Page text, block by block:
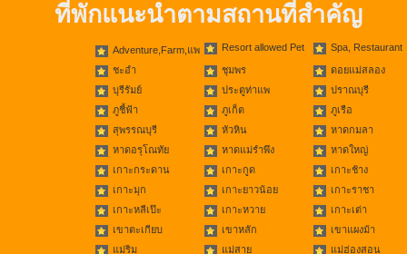
ที่พักแนะนำตามสถานที่สำคัญ
Adventure,Farm,แพ Resort allowed Pet Spa, Restaurant
ชะอำ ชุมพร
ดอยแม่สลอง
บุรีรัมย์
ประตูท่าแพ
ปราณบุรี
ภูชี้ฟ้า
ภูเก็ต
ภูเรือ
สุพรรณบุรี
หัวหิน
หาดกมลา
หาดอรุโณทัย
หาดแม่รำพึง
หาดใหญ่
เกาะกระดาน
เกาะกูด
เกาะช้าง
เกาะมุก
เกาะยาวน้อย
เกาะราชา
เกาะหลีเป๊ะ
เกาะหวาย
เกาะเต่า
เขาตะเกียบ
เขาหลัก
เขาแผงม้า
แม่ริม
แม่สาย แม่ฮ่องสอน